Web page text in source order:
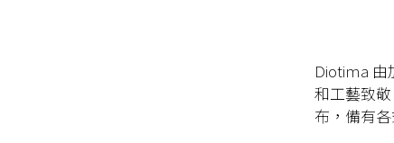
Diotima 由
和工藝致
布，備有